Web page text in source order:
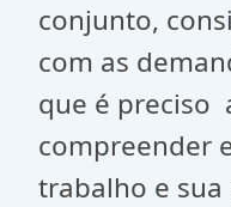
conjunto,
com as
que é preciso
compreender
trabalho e sua